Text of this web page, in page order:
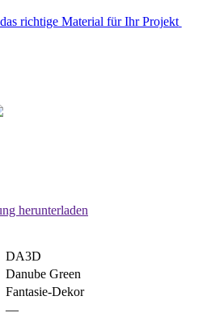
richtige Material für Ihr Projekt
herunterladen
DA3D
Danube Green
Fantasie-Dekor
—